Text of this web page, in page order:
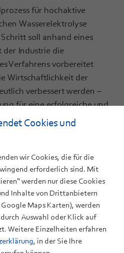
für hochaktive
Wasserelektrolyse
soll anhand eines
Industrie die
Verfahrens vorbereitet
Wirtschaftlichkeit der
verbessert werden –
für eine erfolgreiche und
Cookies und
wir Cookies, die für die
erforderlich sind. Mit
werden nur diese Cookies
Inhalte von Drittanbietern
Google Maps Karten), werden
Auswahl oder Klick auf
Weitere Einzelheiten erfahren
, in der Sie Ihre